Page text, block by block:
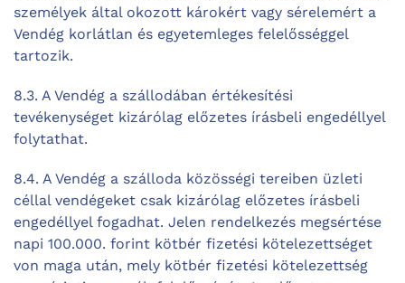
személyek által okozott károkért vagy sérelemért a
Vendég korlátlan és egyetemleges felelősséggel
tartozik.
8.3. A Vendég a szállodában értékesítési
tevékenységet kizárólag előzetes írásbeli engedéllyel
folytathat.
8.4. A Vendég a szálloda közösségi tereiben üzleti
céllal vendégeket csak kizárólag előzetes írásbeli
engedéllyel fogadhat. Jelen rendelkezés megsértése
napi 100.000. forint kötbér fizetési kötelezettséget
von maga után, mely kötbér fizetési kötelezettség